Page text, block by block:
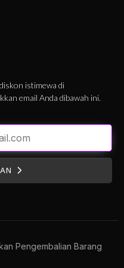
istimewa di
email Anda dibawah ini.
Pengembalian Barang